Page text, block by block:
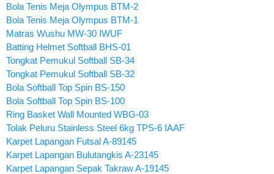
Bola Tenis Meja Olympus BTM-2
Bola Tenis Meja Olympus BTM-1
Matras Wushu MW-30 IWUF
Batting Helmet Softball BHS-01
Tongkat Pemukul Softball SB-34
Tongkat Pemukul Softball SB-32
Bola Softball Top Spin BS-150
Bola Softball Top Spin BS-100
Ring Basket Wall Mounted WBG-03
Tolak Peluru Stainless Steel 6kg TPS-6 IAAF
Karpet Lapangan Futsal A-89145
Karpet Lapangan Bulutangkis A-23145
Karpet Lapangan Sepak Takraw A-19145